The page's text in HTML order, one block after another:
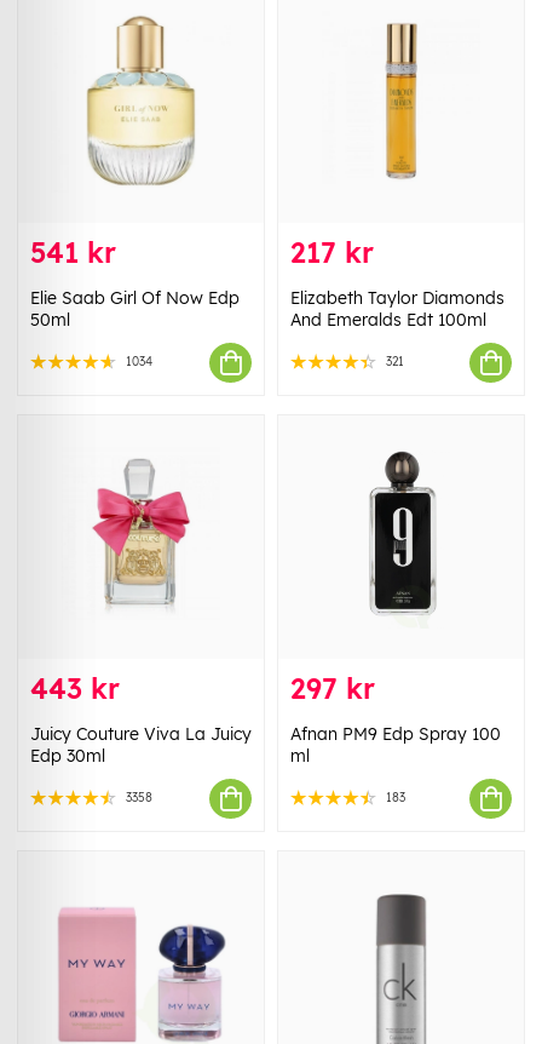
541 kr
Elie Saab Girl Of Now Edp
50ml
1034
217 kr
Elizabeth Taylor Diamonds
And Emeralds Edt 100ml
321
443 kr
Juicy Couture Viva La Juicy
Edp 30ml
3358
297 kr
Afnan PM9 Edp Spray 100
ml
183